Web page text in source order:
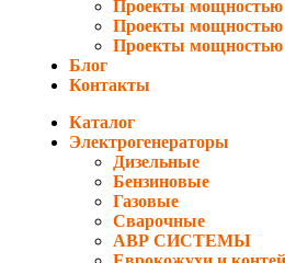
Проекты мощностью
Проекты мощностью
Проекты мощностью
Блог
Контакты
Каталог
Электрогенераторы
Дизельные
Бензиновые
Газовые
Сварочные
АВР СИСТЕМЫ